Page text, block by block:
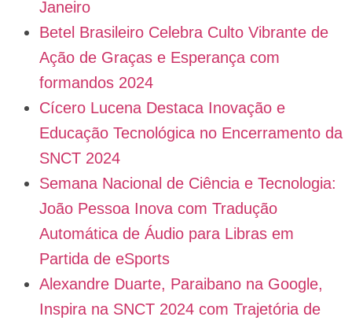
Janeiro
Betel Brasileiro Celebra Culto Vibrante de
Ação de Graças e Esperança com
formandos 2024
Cícero Lucena Destaca Inovação e
Educação Tecnológica no Encerramento da
SNCT 2024
Semana Nacional de Ciência e Tecnologia:
João Pessoa Inova com Tradução
Automática de Áudio para Libras em
Partida de eSports
Alexandre Duarte, Paraibano na Google,
Inspira na SNCT 2024 com Trajetória de